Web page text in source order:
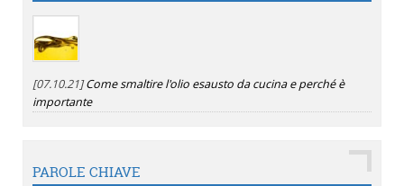
[07.10.21]Come smaltire l'olio esausto da cucina e perché è
importante
PAROLE CHIAVE